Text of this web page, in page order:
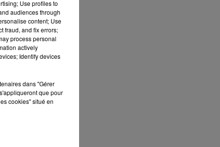
Use profiles to
audiences through
content; Use
fraud, and fix errors;
process personal
actively
Identify devices
dans "Gérer
que pour
cookies" situé en